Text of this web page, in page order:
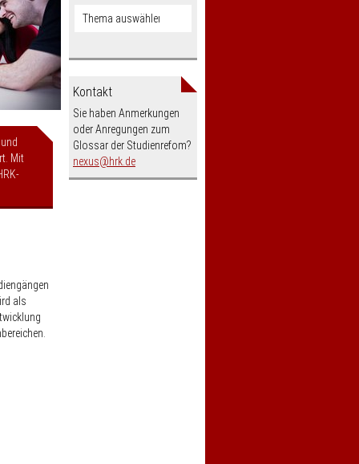
Mit
als
Kontakt
Sie haben Anmerkungen
oder Anregungen zum
Glossar der Studienrefom?
nexus
nospam-
hrk.de